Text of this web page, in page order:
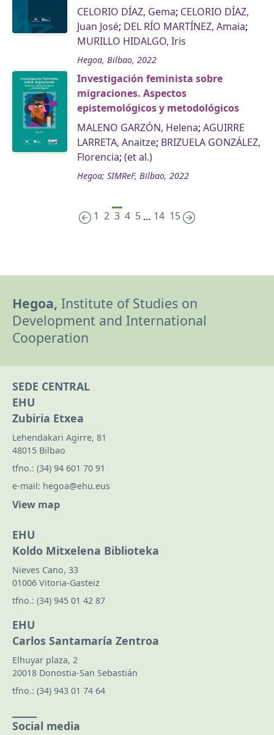
CELORIO DÍAZ, Gema; CELORIO DÍAZ,
Juan José; DEL RÍO MARTÍNEZ, Amaia;
MURILLO HIDALGO, Iris
Hegoa, Bilbao, 2022
Investigación feminista sobre
migraciones. Aspectos
epistemológicos y metodológicos
MALENO GARZÓN, Helena; AGUIRRE
LARRETA, Anaitze; BRIZUELA GONZÁLEZ,
Florencia; (et al.)
Hegoa; SIMReF, Bilbao, 2022
1 2 3 4 5 … 14 15
Hegoa, Institute of Studies on
Development and International
Cooperation
SEDE CENTRAL
EHU
Zubiria Etxea
Lehendakari Agirre, 81
48015 Bilbao
tfno.: (34) 94 601 70 91
e-mail: hegoa@ehu.eus
View map
EHU
Koldo Mitxelena Biblioteka
Nieves Cano, 33
01006 Vitoria-Gasteiz
tfno.: (34) 945 01 42 87
EHU
Carlos Santamaría Zentroa
Elhuyar plaza, 2
20018 Donostia-San Sebastián
tfno.: (34) 943 01 74 64
Social media